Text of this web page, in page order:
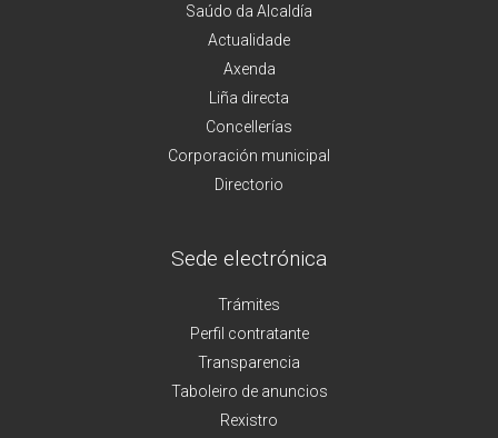
Saúdo da Alcaldía
Actualidade
Axenda
Liña directa
Concellerías
Corporación municipal
Directorio
Sede electrónica
Trámites
Perfil contratante
Transparencia
Taboleiro de anuncios
Rexistro